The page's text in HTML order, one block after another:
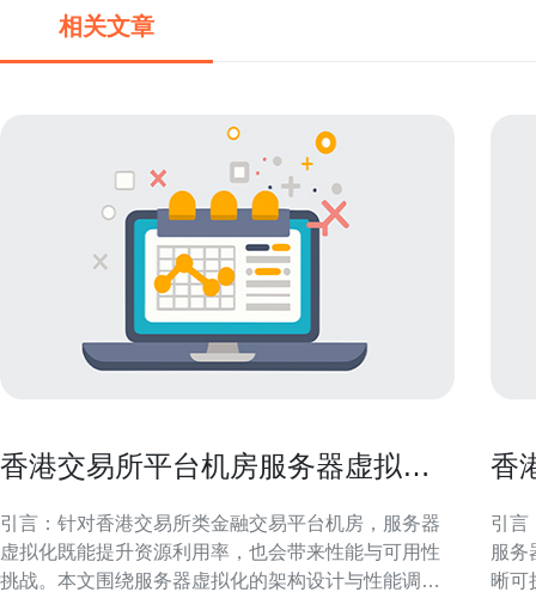
相关文章
香港交易所平台机房服务器虚拟化
引言：针对香港交易所类金融交易平台机房，服务器
虚拟化既能提升资源利用率，也会带来性能与可用性
挑战。本文围绕服务器虚拟化的架构设计与性能调优
香
引言
服务
晰可